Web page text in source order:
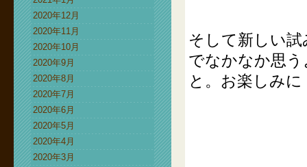
2020年12月
2020年11月
2020年10月
2020年9月
2020年8月
2020年7月
2020年6月
2020年5月
2020年4月
2020年3月
そして新しい
でなかなか思
と。お楽しみに